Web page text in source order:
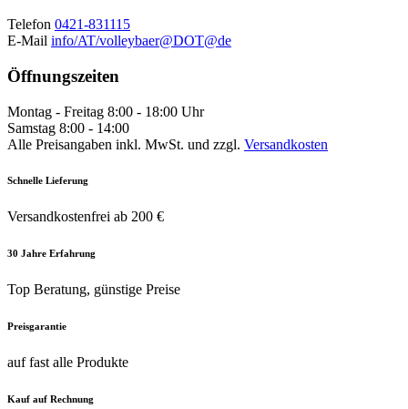
Telefon 0421-831115
E-Mail info/AT/volleybaer@DOT@de
Öffnungszeiten
Montag - Freitag 8:00 - 18:00 Uhr
Samstag 8:00 - 14:00
Alle Preisangaben inkl. MwSt. und zzgl. Versandkosten
Schnelle Lieferung
Versandkostenfrei ab 200 €
30 Jahre Erfahrung
Top Beratung, günstige Preise
Preisgarantie
auf fast alle Produkte
Kauf auf Rechnung